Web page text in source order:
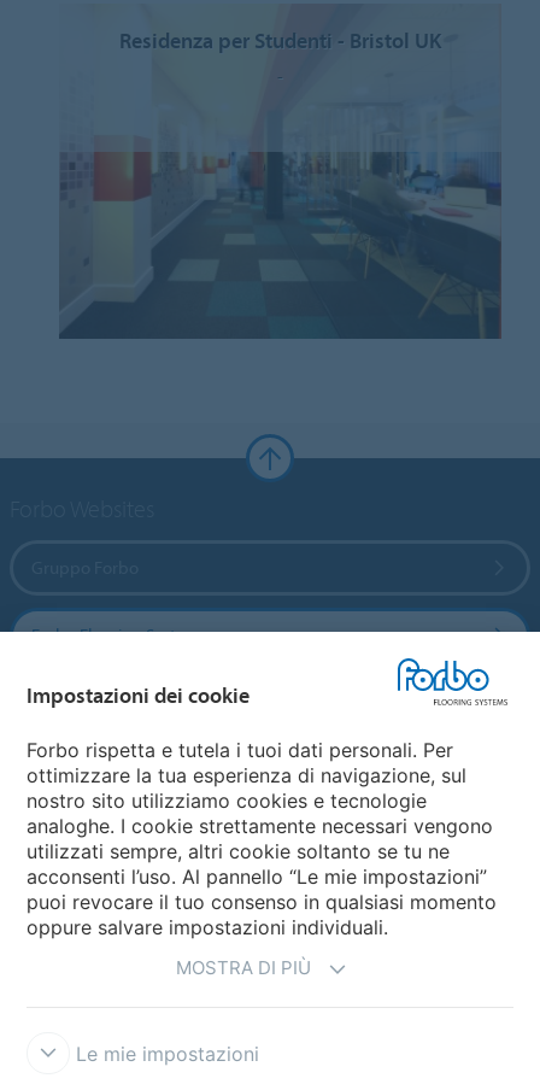
Residenza per Studenti - Bristol UK
-
Forbo Flooring Systems
Forbo Movement Systems
Seleziona una nazione
Seleziona una nazione
Impostazioni dei cookie
Forbo rispetta e tutela i tuoi dati personali. Per
ottimizzare la tua esperienza di navigazione, sul
nostro sito utilizziamo cookies e tecnologie
analoghe. I cookie strettamente necessari vengono
utilizzati sempre, altri cookie soltanto se tu ne
acconsenti l’uso. Al pannello “Le mie impostazioni”
puoi revocare il tuo consenso in qualsiasi momento
oppure salvare impostazioni individuali.
MOSTRA DI PIÙ
Le mie impostazioni